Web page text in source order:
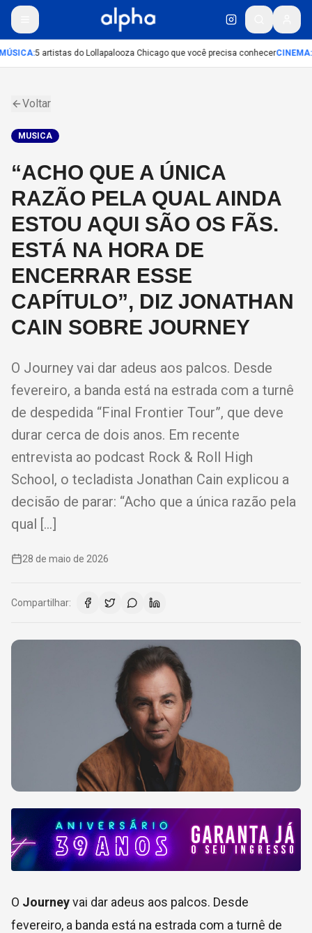
:5 artistas do Lollapalooza Chicago que você precisa conhecerCINEMA:
Voltar
MUSICA
“ACHO QUE A ÚNICA
RAZÃO PELA QUAL AINDA
ESTOU AQUI SÃO OS FÃS.
ESTÁ NA HORA DE
ENCERRAR ESSE
CAPÍTULO”, DIZ JONATHAN
CAIN SOBRE JOURNEY
O Journey vai dar adeus aos palcos. Desde
fevereiro, a banda está na estrada com a turnê
de despedida “Final Frontier Tour”, que deve
durar cerca de dois anos. Em recente
entrevista ao podcast Rock & Roll High
School, o tecladista Jonathan Cain explicou a
decisão de parar: “Acho que a única razão pela
qual […]
28 de maio de 2026
Compartilhar:
O Journeyvai dar adeus aos palcos. Desde
fevereiro, a banda está na estrada com a turnê de